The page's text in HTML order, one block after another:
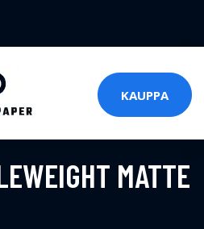
KAUPPA
MATTE